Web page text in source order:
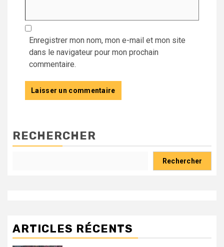
Enregistrer mon nom, mon e-mail et mon site
dans le navigateur pour mon prochain
commentaire.
RECHERCHER
Rechercher
ARTICLES RÉCENTS